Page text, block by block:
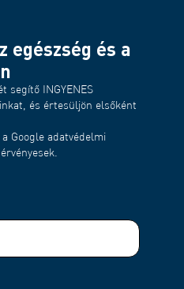
egészség és a
segítő INGYENES
és értesüljön elsőként
Google adatvédelmi